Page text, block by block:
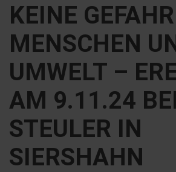
KEINE
MENSCHEN
UMWELT –
AM 9.11.24
STEULER IN
SIERSHAHN